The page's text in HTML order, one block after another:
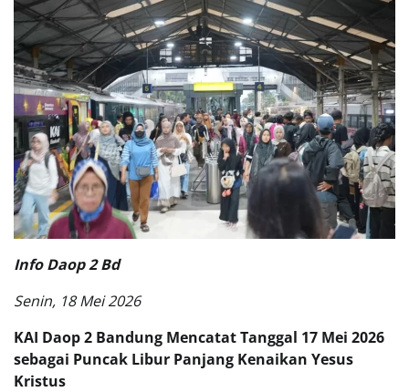
Info Daop 2 Bd
Senin, 18 Mei 2026
KAI Daop 2 Bandung Mencatat Tanggal 17 Mei 2026
sebagai Puncak Libur Panjang Kenaikan Yesus
Kristus